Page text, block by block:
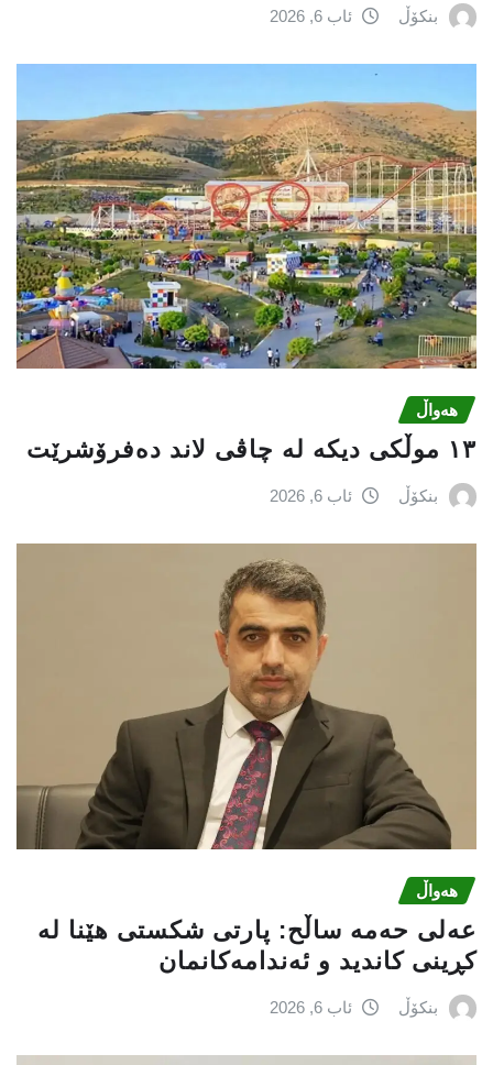
بنکۆڵ ئاب 6, 2026
هەواڵ
١٣ موڵکی دیکە لە چاڤی لاند دەفرۆشرێت
بنکۆڵ ئاب 6, 2026
هەواڵ
عه‌لی‌ حه‌مه‌ ساڵح: پارتی‌ شكستی‌ هێنا له‌
كڕینی‌ كاندید و ئه‌ندامه‌كانمان
بنکۆڵ ئاب 6, 2026